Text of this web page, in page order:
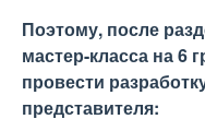
Поэтому, после
мастер-класса на 6
провести
представителя: